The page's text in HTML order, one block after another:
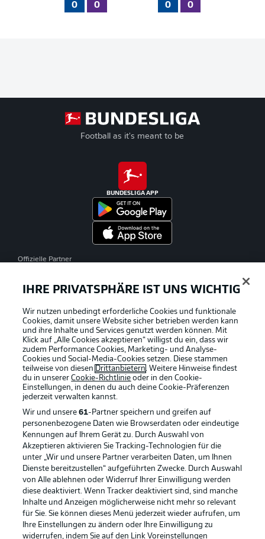
0 0 0 0
Football as it's meant to be
BUNDESLIGA APP
Offizielle Partner
Rechtliche Hinweise Voreinstellungen verwalten
Datenschutz Nutzungsbedingungen
Kontakt Jobs
Impressum Partner
IHRE PRIVATSPHÄRE IST UNS WICHTIG
Wir nutzen unbedingt erforderliche Cookies und funktionale
Cookies, damit unsere Website sicher betrieben werden kann
und ihre Inhalte und Services genutzt werden können. Mit
Klick auf „Alle Cookies akzeptieren“ willigst du ein, dass wir
zudem Performance Cookies, Marketing- und Analyse-
Cookies und Social-Media-Cookies setzen. Diese stammen
teilweise von diesen Drittanbietern. Weitere Hinweise findest
du in unsererCookie-Richtlinie oder in den Cookie-
Einstellungen, in denen du auch deine Cookie-Präferenzen
jederzeit verwalten kannst.
Wir und unsere61-Partner speichern und greifen auf
personenbezogene Daten wie Browserdaten oder eindeutige
Kennungen auf Ihrem Gerät zu. Durch Auswahl von
Akzeptieren aktivieren Sie Tracking-Technologien für die
unter „Wir und unsere Partner verarbeiten Daten, um Ihnen
Dienste bereitzustellen“ aufgeführten Zwecke. Durch Auswahl
von Alle ablehnen oder Widerruf Ihrer Einwilligung werden
diese deaktiviert. Wenn Tracker deaktiviert sind, sind manche
Inhalte und Anzeigen möglicherweise nicht mehr so relevant
für Sie. Sie können dieses Menü jederzeit wieder aufrufen, um
Ihre Einstellungen zu ändern oder Ihre Einwilligung zu
widerrufen, indem Sie auf den Link Voreinstellungen